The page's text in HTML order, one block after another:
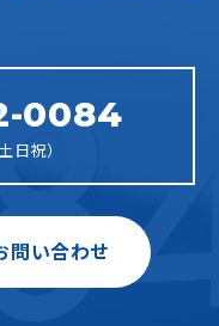
0084
日祝）
問い合わせ